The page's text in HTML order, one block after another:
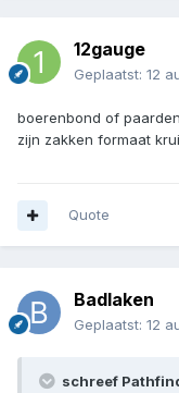
12gauge
Geplaatst: 12
boerenbond of
zijn zakken formaat
Quote
Badlaken
Geplaatst: 12
schreef